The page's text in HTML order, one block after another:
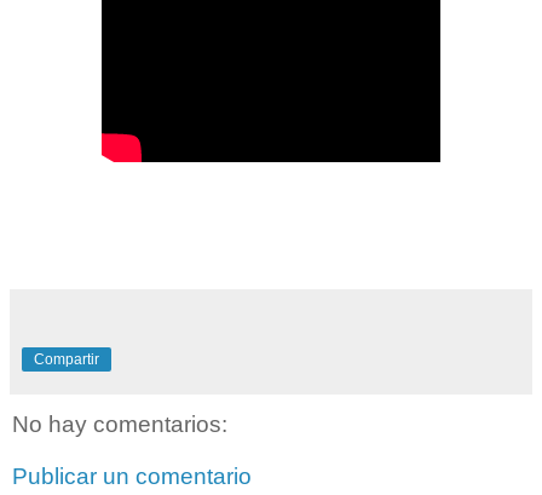
Compartir
No hay comentarios:
Publicar un comentario